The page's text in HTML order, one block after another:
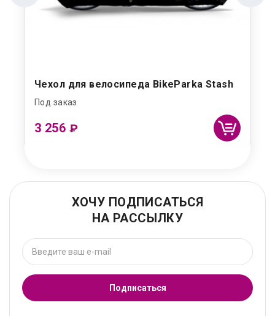
Чехол для велосипеда BikeParka Stash
Под заказ
3 256 ₽
ХОЧУ ПОДПИСАТЬСЯ
НА РАССЫЛКУ
Подписаться